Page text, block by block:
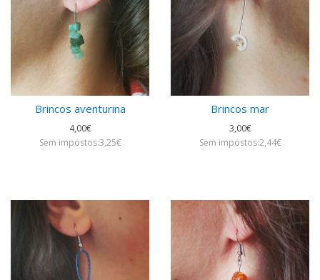
Brincos aventurina
4,00€
Sem impostos:3,25€
Brincos mar
3,00€
Sem impostos:2,44€